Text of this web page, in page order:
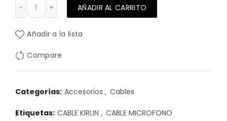
CABLE CANNON (XLR) HEMBRA A PLUG 6,3 MONO 3
AÑADIR AL CARRITO
Añadir a la lista
Compare
Categorías: Accesorios , Cables
Etiquetas: CABLE KIRLIN , CABLE MICROFONO